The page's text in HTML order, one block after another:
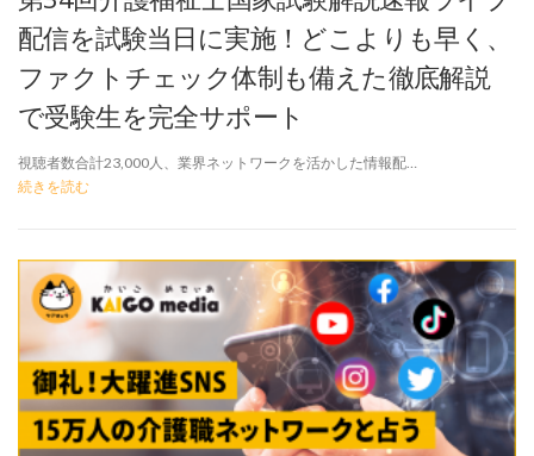
配信を試験当日に実施！どこよりも早く、
ファクトチェック体制も備えた徹底解説
で受験生を完全サポート
視聴者数合計23,000人、業界ネットワークを活かした情報配…
続きを読む